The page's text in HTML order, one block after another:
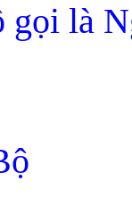
gọi là